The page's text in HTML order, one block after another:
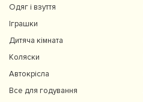
Одяг і взуття
Іграшки
Дитяча кімната
Коляски
Автокрісла
Все для годування